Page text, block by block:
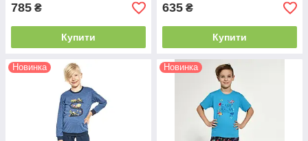
785 ₴
Купити
635 ₴
Купити
Новинка Новинка